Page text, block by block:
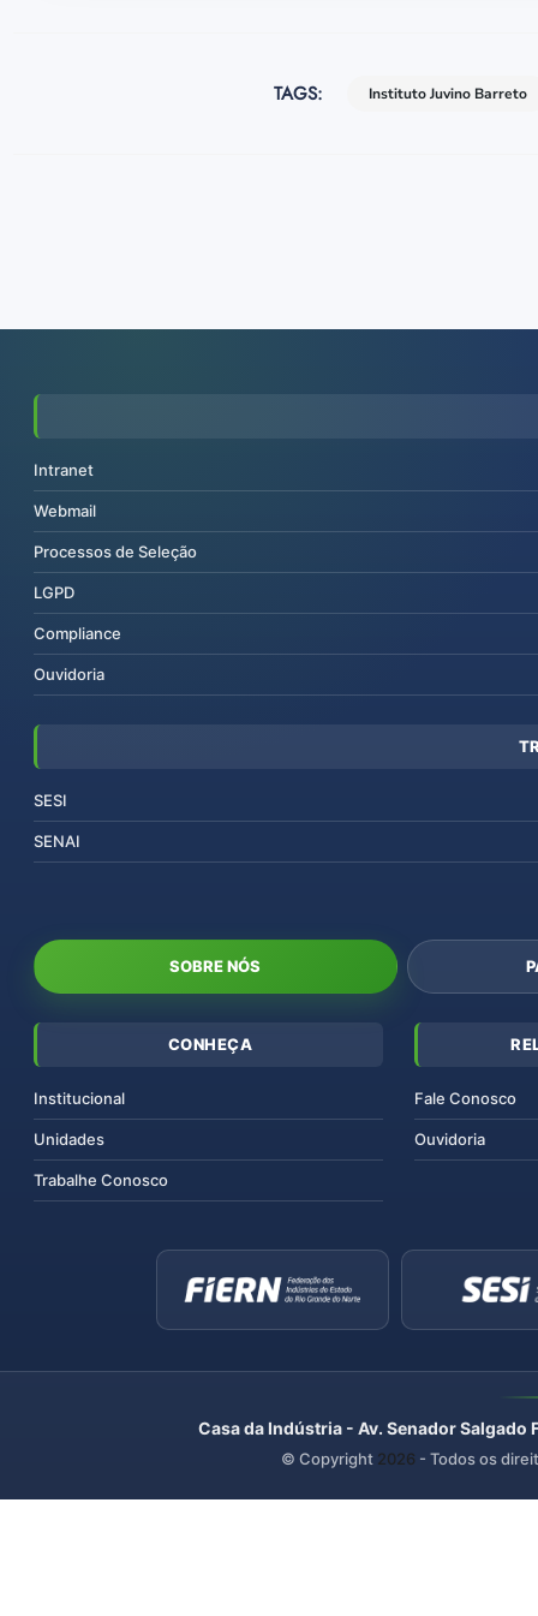
TAGS: Instituto Juvino Barreto
Intranet
Webmail
Processos de Seleção
LGPD
Compliance
Ouvidoria
SESI
SENAI
SOBRE NÓS
CONHEÇA
Institucional
Unidades
Trabalhe Conosco
Fale Conosco
Ouvidoria
Casa da Indústria - Av. Senador
© Copyright 2026 - Todos os